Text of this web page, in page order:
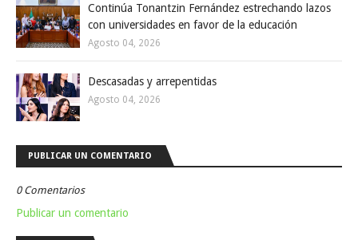
Continúa Tonantzin Fernández estrechando lazos
con universidades en favor de la educación
Agosto 04, 2026
Descasadas y arrepentidas
Agosto 04, 2026
PUBLICAR UN COMENTARIO
0 Comentarios
Publicar un comentario